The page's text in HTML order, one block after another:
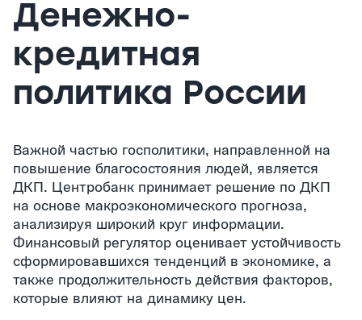
Денежно-
кредитная
политика России
Важной частью госполитики, направленной на
повышение благосостояния людей, является
ДКП. Центробанк принимает решение по ДКП
на основе макроэкономического прогноза,
анализируя широкий круг информации.
Финансовый регулятор оценивает устойчивость
сформировавшихся тенденций в экономике, а
также продолжительность действия факторов,
которые влияют на динамику цен.